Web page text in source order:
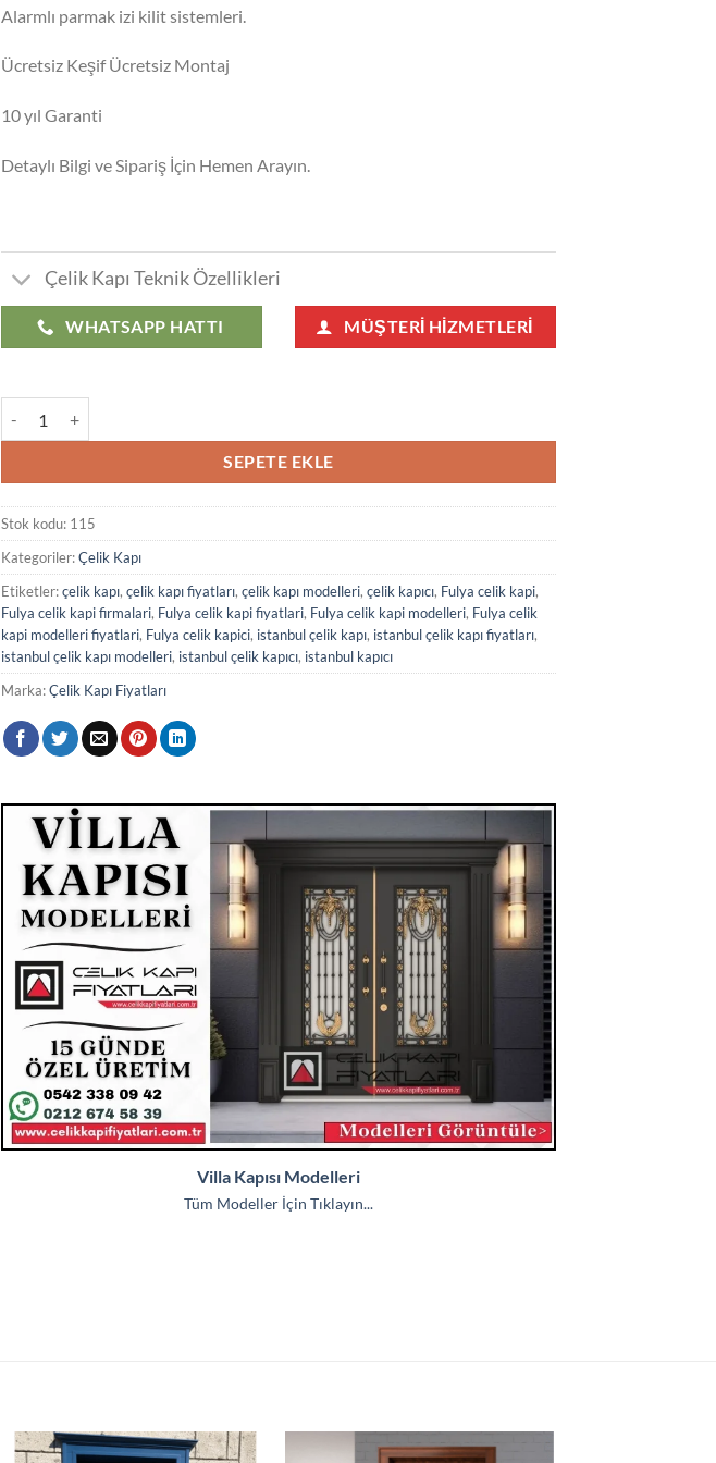
Alarmlı parmak izi kilit sistemleri.
Ücretsiz Keşif Ücretsiz Montaj
10 yıl Garanti
Detaylı Bilgi ve Sipariş İçin Hemen Arayın.
Çelik Kapı Teknik Özellikleri
WHATSAPP HATTI MÜŞTERI HIZMETLERI
SEPETE EKLE
Stok kodu: 115
Kategoriler:Çelik Kapı
Etiketler:çelik kapı, çelik kapı fiyatları, çelik kapı modelleri, çelik kapıcı, Fulya celik kapi,
Fulya celik kapi firmalari, Fulya celik kapi fiyatlari, Fulya celik kapi modelleri, Fulya celik
kapi modelleri fiyatlari, Fulya celik kapici, istanbul çelik kapı, istanbul çelik kapı fiyatları,
istanbul çelik kapı modelleri, istanbul çelik kapıcı, istanbul kapıcı
Marka:Çelik Kapı Fiyatları
Villa Kapısı Modelleri
Tüm Modeller İçin Tıklayın...